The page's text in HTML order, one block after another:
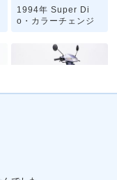
1994年 Super Di
o・カラーチェンジ